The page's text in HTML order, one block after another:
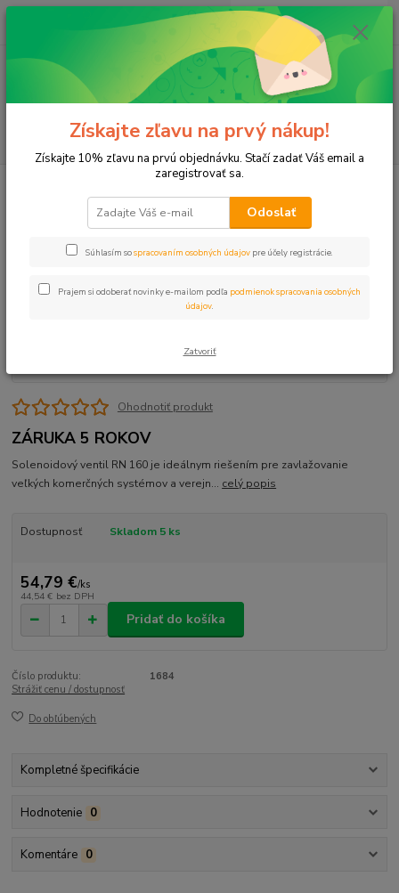
Menu
(Po-Pia, 8-17 hod.)
ks
za0 €
Elektroventil 6/4" RN160 24V VNZ/VNZ
Elektroventil 6/4" RN160 24V
VNZ/VNZ
Ohodnotiť produkt
ZÁRUKA 5 ROKOV
Solenoidový ventil RN 160 je ideálnym riešením pre zavlažovanie
veľkých komerčných systémov a verejn... celý popis
Dostupnosť Skladom 5 ks
54,79 €/ks
44,54 € bez DPH
Pridať do košíka
Číslo produktu:
1684
Strážiť cenu / dostupnosť
Do obľúbených
Kompletné špecifikácie
Hodnotenie 0
Komentáre 0
Získajte zľavu na prvý nákup!
Získajte 10% zľavu na prvú objednávku. Stačí zadať Váš email a
zaregistrovať sa.
Odoslať
Súhlasím sospracovaním osobných údajov pre účely registrácie.
Prajem si odoberať novinky e-mailom podľa podmienok spracovania osobných
údajov
Zatvoriť